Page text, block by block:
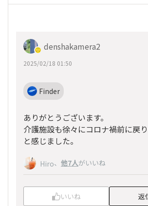
denshakamera2
2025/02/18 01:50
Finder
ありがとうございます。
介護施設も徐々にコロナ禍前に戻
と感じました。
Hiro、 他7人がいいね
いいね 返